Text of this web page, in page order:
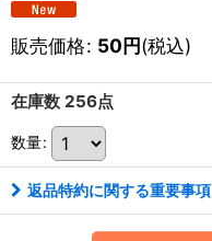
販売価格: 50円(税込)
在庫数 256点
数量:
返品特約に関する重要事項